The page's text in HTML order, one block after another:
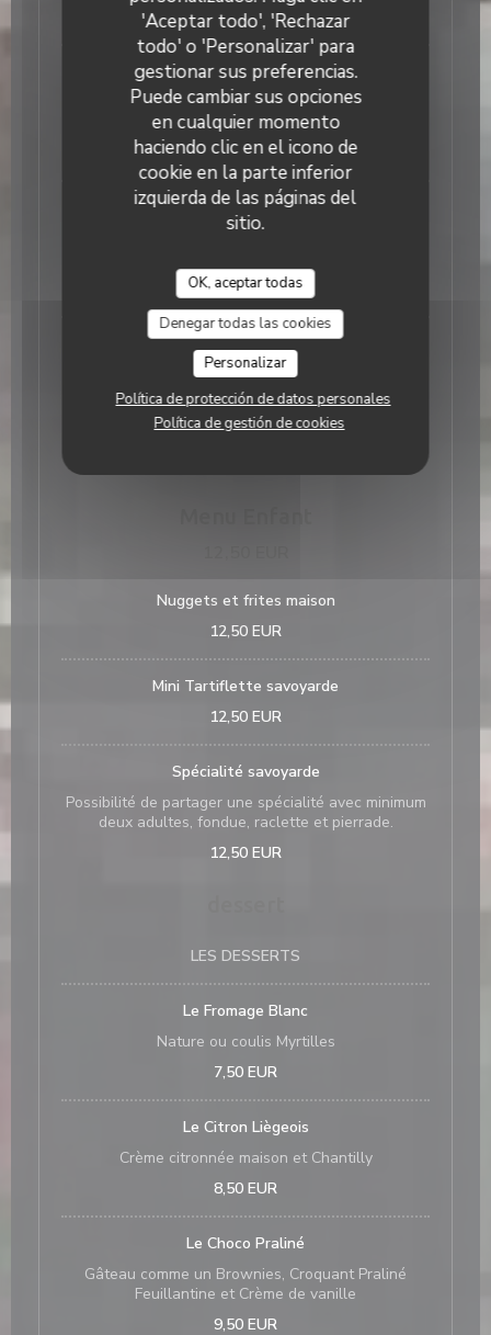
'Aceptar todo', 'Rechazar
todo' o 'Personalizar' para
gestionar sus preferencias.
Puede cambiar sus opciones
en cualquier momento
haciendo clic en el icono de
cookie en la parte inferior
izquierda de las páginas del
sitio.
OK, aceptar todas
Denegar todas las cookies
Personalizar
Política de protección de datos personales
Política de gestión de cookies
24,00 EUR
La Tartiflette au Cèpes
Recette traditionnelle agrémenté de cèpes et
d'huile de truffe Servit avec une Salade Verte
26,00 EUR
Le Reblochon Pané au Miel
27,00 EUR
La Raclette au Lait cru
Prix par personne/ Deux personnes minimum
Accompagnée de pommes de terre, de salade et de
Charcuterie (Jambon Blanc, Jambon cru, Rosette,
Coppa et Viande Séchée des Alpes.)
Nuggets et frites maison
12,50 EUR
Mini Tartiflette savoyarde
12,50 EUR
Spécialité savoyarde
Possibilité de partager une spécialité avec minimum
deux adultes, fondue, raclette et pierrade.
12,50 EUR
LES DESSERTS
Le Fromage Blanc
Nature ou coulis Myrtilles
7,50 EUR
Le Citron Liègeois
Crème citronnée maison et Chantilly
8,50 EUR
Le Choco Praliné
Gâteau comme un Brownies, Croquant Praliné
Feuillantine et Crème de vanille
9,50 EUR